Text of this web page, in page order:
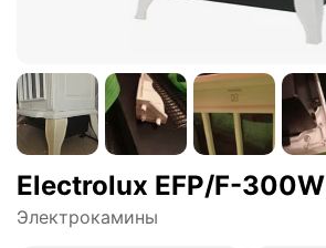
Electrolux EFP/F-300W
Электрокамины